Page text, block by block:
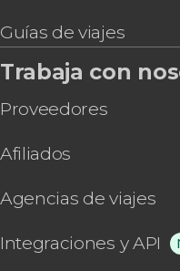
Guías de viajes
Trabaja con
Proveedores
Afiliados
Agencias de viajes
Integraciones y API